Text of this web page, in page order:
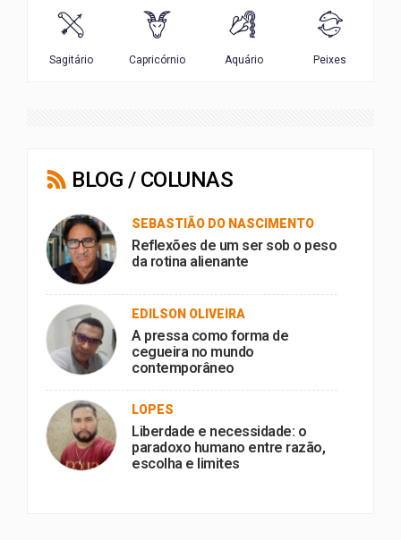
BLOG / COLUNAS
SEBASTIÃO DO NASCIMENTO
Reflexões de um ser sob o peso
da rotina alienante
EDILSON OLIVEIRA
A pressa como forma de
cegueira no mundo
contemporâneo
LOPES
Liberdade e necessidade: o
paradoxo humano entre razão,
escolha e limites